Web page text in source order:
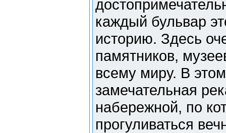
каждый бульвар
историю. Здесь
памятников,
всему миру. В
замечательная
набережной, по
прогуливаться